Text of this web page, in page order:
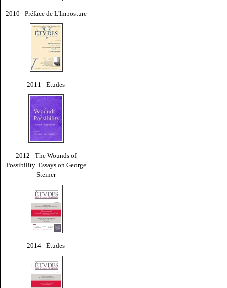
2010 - Préface de L'Imposture
2011 - Études
2012 - The Wounds of
Possibility. Essays on George
Steiner
2014 - Études